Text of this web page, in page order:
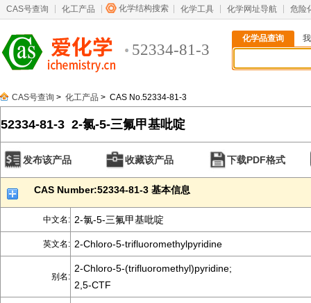
CAS号查询 化工产品 化学结构搜索 化学工具 化学网址导航 危险
52334-81-3
化学品查询
CAS号查询 > 化工产品 > CAS No.52334-81-3
52334-81-3 2-氯-5-三氟甲基吡啶
发布该产品 收藏该产品 下载PDF格式
CAS Number:52334-81-3 基本信息
中文名: 2-氯-5-三氟甲基吡啶
英文名: 2-Chloro-5-trifluoromethylpyridine
别名:
2-Chloro-5-(trifluoromethyl)pyridine;
2,5-CTF